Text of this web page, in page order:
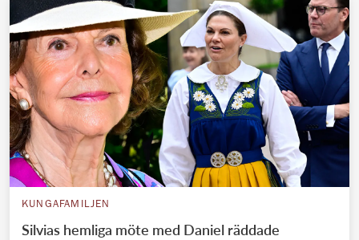
KUNGAFAMILJEN
Silvias hemliga möte med Daniel räddade